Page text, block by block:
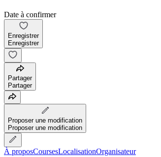
Date à confirmer
Enregistrer
Enregistrer
Partager
Partager
Proposer une modification
Proposer une modification
À proposCoursesLocalisationOrganisateur